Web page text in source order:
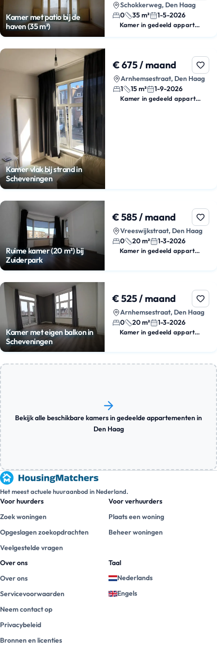
Kamer met patio bij de
haven (35 m²)
Schokkerweg, Den Haag
0
35 m² 1-5-2026
Kamer in gedeeld appartement
Kamer vlak bij strand in
Scheveningen
€ 675 / maand
Arnhemsestraat, Den Haag
1
15 m² 1-9-2026
Kamer in gedeeld appartement
Ruime kamer (20 m²) bij
Zuiderpark
€ 585 / maand
Vreeswijkstraat, Den Haag
0
20 m² 1-3-2026
Kamer in gedeeld appartement
Kamer met eigen balkon in
Scheveningen
€ 525 / maand
Arnhemsestraat, Den Haag
0
20 m² 1-3-2026
Kamer in gedeeld appartement
Bekijk alle beschikbare kamers in gedeelde appartementen in
Den Haag
Het meest actuele huuraanbod in Nederland.
Voor huurders
Zoek woningen
Opgeslagen zoekopdrachten
Veelgestelde vragen
Voor verhuurders
Plaats een woning
Beheer woningen
Over ons
Over ons
Servicevoorwaarden
Neem contact op
Privacybeleid
Bronnen en licenties
Taal
Nederlands
Engels